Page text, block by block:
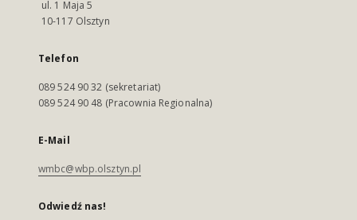
ul. 1 Maja 5
10-117 Olsztyn
Telefon
089 524 90 32 (sekretariat)
089 524 90 48 (Pracownia Regionalna)
E-Mail
wmbc@wbp.olsztyn.pl
Odwiedź nas!